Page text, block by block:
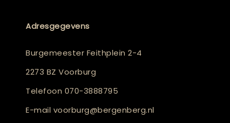
Adresgegevens
Burgemeester Feithplein 2-4
2273 BZ Voorburg
Telefoon 070-3888795
E-mail voorburg@bergenberg.nl